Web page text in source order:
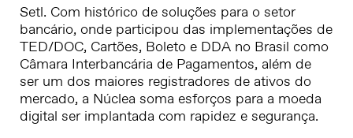
Setl. Com histórico de soluções para o setor
bancário, onde participou das implementações de
TED/DOC, Cartões, Boleto e DDA no Brasil como
Câmara Interbancária de Pagamentos, além de
ser um dos maiores registradores de ativos do
mercado, a Núclea soma esforços para a moeda
digital ser implantada com rapidez e segurança.